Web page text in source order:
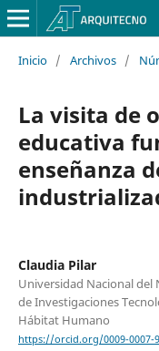
Inicio / Archivos /
La visita de
educativa
enseñanza
Claudia Pilar
Universidad Nacional
de Investigaciones
Hábitat Humano
https://orcid.org/0009-0007-